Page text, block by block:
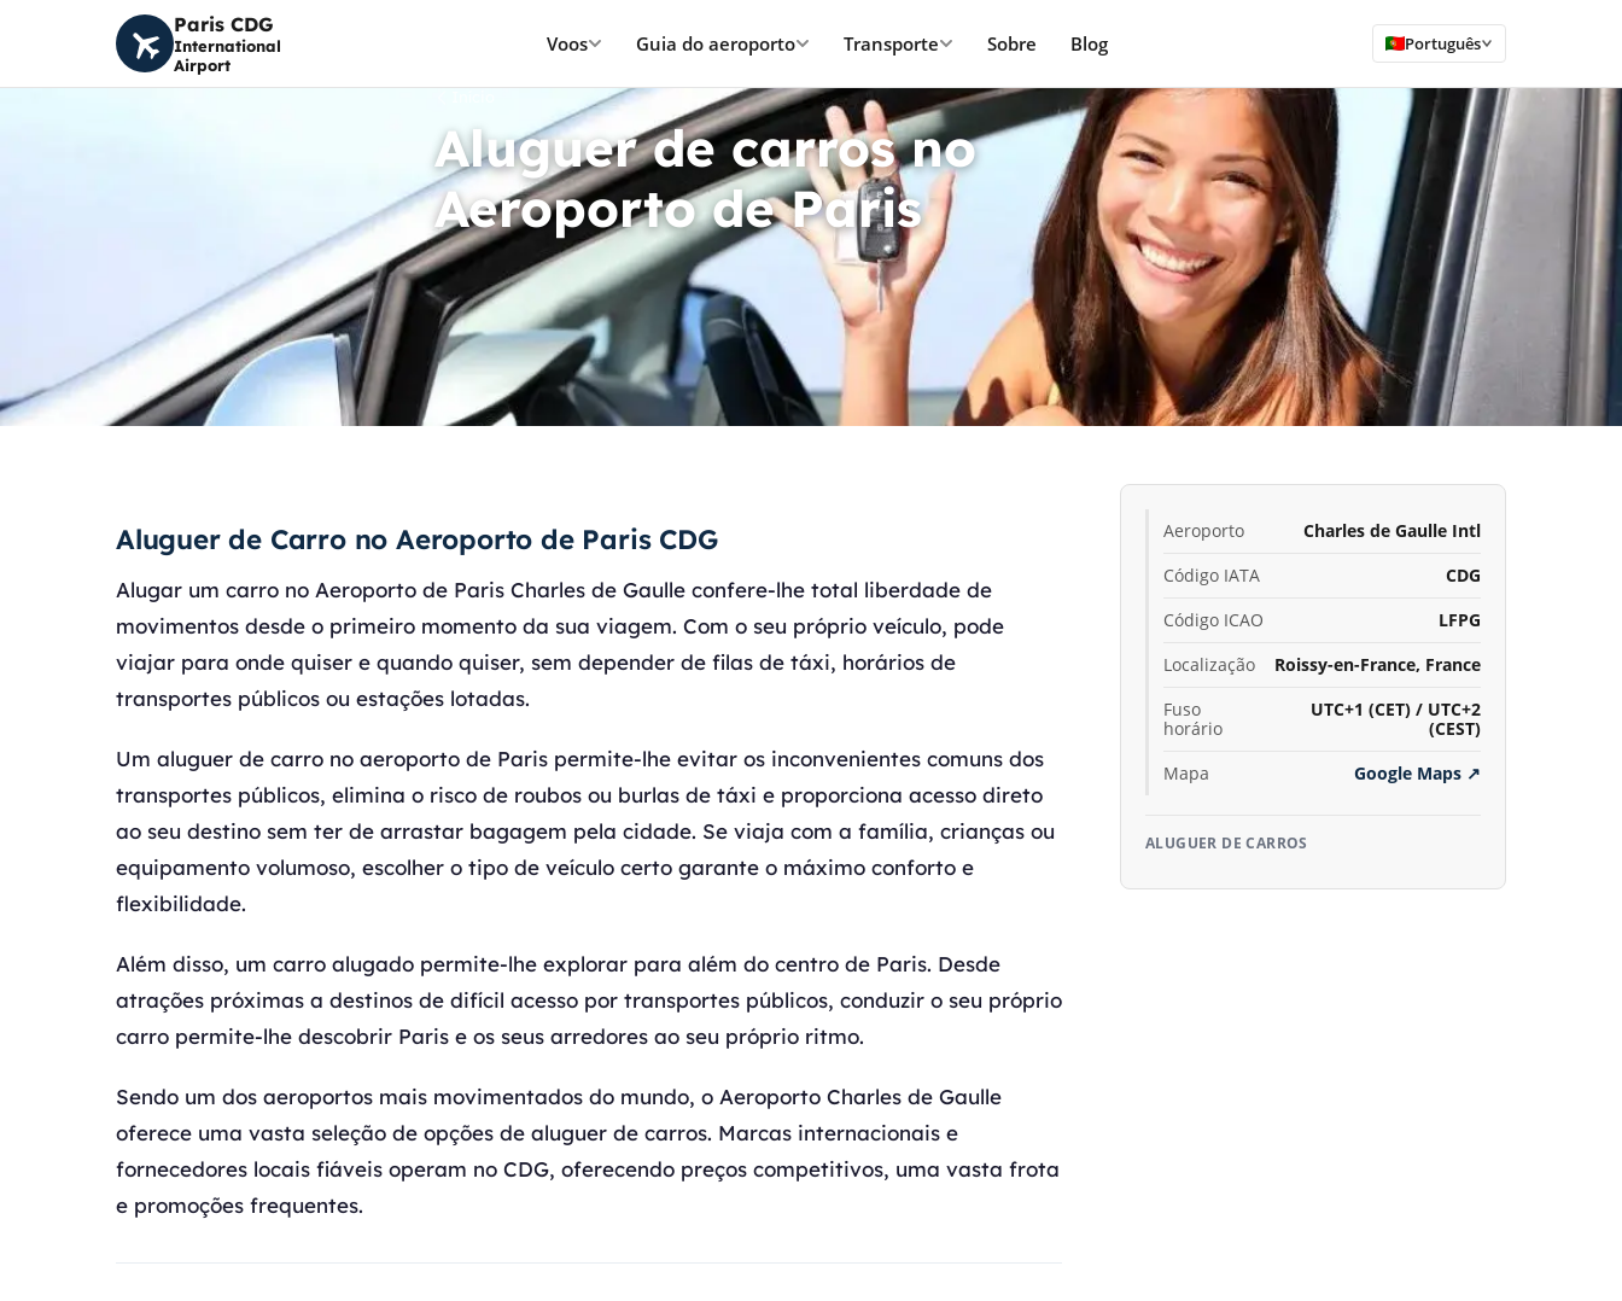
Paris CDG
International
Airport
Voos Guia do aeroporto Transporte Sobre Blog Português
Aluguer de carros no
Aeroporto de Paris
Aluguer de Carro no Aeroporto de Paris CDG
Alugar um carro no Aeroporto de Paris Charles de Gaulle confere-lhe total liberdade de
movimentos desde o primeiro momento da sua viagem. Com o seu próprio veículo, pode
viajar para onde quiser e quando quiser, sem depender de filas de táxi, horários de
transportes públicos ou estações lotadas.
Um aluguer de carro no aeroporto de Paris permite-lhe evitar os inconvenientes comuns dos
transportes públicos, elimina o risco de roubos ou burlas de táxi e proporciona acesso direto
ao seu destino sem ter de arrastar bagagem pela cidade. Se viaja com a família, crianças ou
equipamento volumoso, escolher o tipo de veículo certo garante o máximo conforto e
flexibilidade.
Além disso, um carro alugado permite-lhe explorar para além do centro de Paris. Desde
atrações próximas a destinos de difícil acesso por transportes públicos, conduzir o seu próprio
carro permite-lhe descobrir Paris e os seus arredores ao seu próprio ritmo.
Sendo um dos aeroportos mais movimentados do mundo, o Aeroporto Charles de Gaulle
oferece uma vasta seleção de opções de aluguer de carros. Marcas internacionais e
fornecedores locais fiáveis operam no CDG, oferecendo preços competitivos, uma vasta frota
e promoções frequentes.
Aeroporto
Charles de Gaulle Intl
Código IATA
CDG
Código ICAO
LFPG
Localização
Roissy-en-France, France
Fuso
horário
UTC+1 (CET) / UTC+2
(CEST)
Mapa
Google Maps ↗
ALUGUER DE CARROS